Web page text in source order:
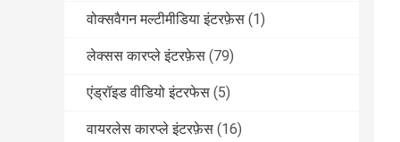
वोक्सवैगन मल्टीमीडिया इंटरफ़ेस (1)
लेक्सस कारप्ले इंटरफ़ेस (79)
एंड्रॉइड वीडियो इंटरफेस (5)
वायरलेस कारप्ले इंटरफ़ेस (16)